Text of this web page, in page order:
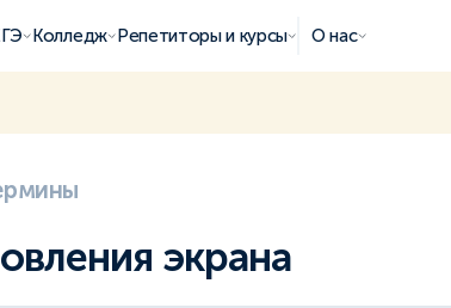
Колледж Репетиторы и курсы О нас
экрана